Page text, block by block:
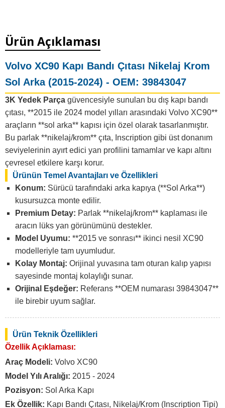
Ürün Açıklaması
Volvo XC90 Kapı Bandı Çıtası Nikelaj Krom
Sol Arka (2015-2024) - OEM: 39843047
3K Yedek Parça güvencesiyle sunulan bu dış kapı bandı
çıtası, **2015 ile 2024 model yılları arasındaki Volvo XC90**
araçların **sol arka** kapısı için özel olarak tasarlanmıştır.
Bu parlak **nikelaj/krom** çıta, Inscription gibi üst donanım
seviyelerinin ayırt edici yan profilini tamamlar ve kapı altını
çevresel etkilere karşı korur.
Ürünün Temel Avantajları ve Özellikleri
Konum: Sürücü tarafındaki arka kapıya (**Sol Arka**)
kusursuzca monte edilir.
Premium Detay: Parlak **nikelaj/krom** kaplaması ile
aracın lüks yan görünümünü destekler.
Model Uyumu: **2015 ve sonrası** ikinci nesil XC90
modelleriyle tam uyumludur.
Kolay Montaj: Orijinal yuvasına tam oturan kalıp yapısı
sayesinde montaj kolaylığı sunar.
Orijinal Eşdeğer: Referans **OEM numarası 39843047**
ile birebir uyum sağlar.
Ürün Teknik Özellikleri
Özellik Açıklaması:
Araç Modeli: Volvo XC90
Model Yılı Aralığı: 2015 - 2024
Pozisyon: Sol Arka Kapı
Ek Özellik: Kapı Bandı Çıtası, Nikelaj/Krom (Inscription Tipi)